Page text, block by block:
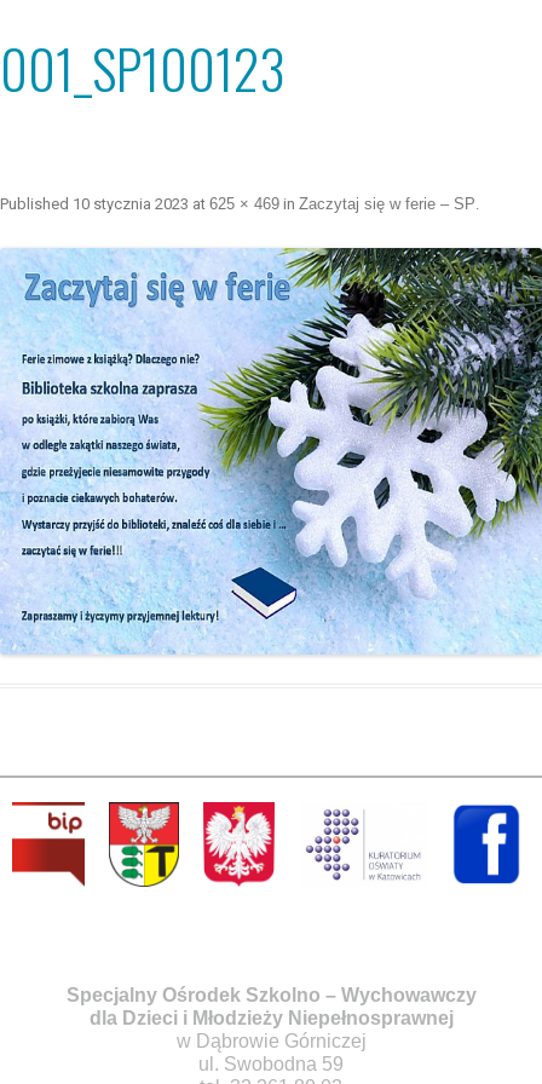
001_SP100123
Published 10 stycznia 2023 at 625 × 469 in Zaczytaj się w ferie – SP.
Specjalny Ośrodek Szkolno – Wychowawczy
dla Dzieci i Młodzieży Niepełnosprawnej
w Dąbrowie Górniczej
ul. Swobodna 59